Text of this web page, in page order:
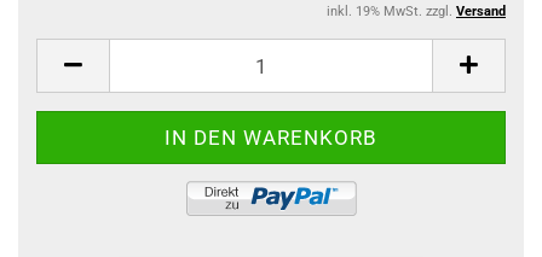
inkl. 19% MwSt. zzgl. Versand